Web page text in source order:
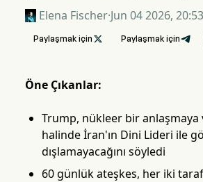
Elena Fischer·Jun 04 2026, 20:53
Paylaşmak için  Paylaşmak için
Öne Çıkanlar:
Trump, nükleer bir anlaşmaya
halinde İran'ın Dini Lideri ile
dışlamayacağını söyledi
60 günlük ateşkes, her iki